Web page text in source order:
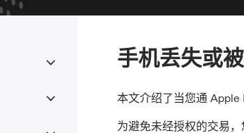
手机丢失或
本文介绍了当您通 Apple
为避免未经授权的交易